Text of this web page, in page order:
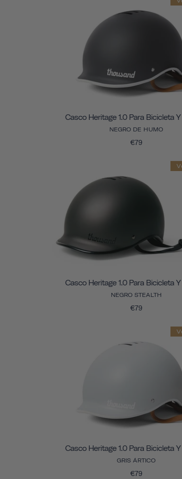
Casco Heritage 1.0 Para Bicicleta
NEGRO DE HUMO
€79
Casco Heritage 1.0 Para Bicicleta
NEGRO STEALTH
€79
Casco Heritage 1.0 Para Bicicleta
GRIS ÁRTICO
€79